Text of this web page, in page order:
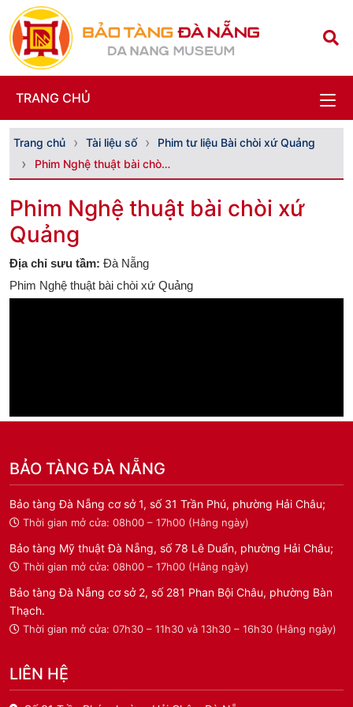
TRANG CHỦ
Trang chủ Tài liệu số
Phim tư liệu Bài chòi xứ Quảng
Phim Nghệ thuật bài chòi xứ Quảng
Phim Nghệ thuật bài chòi xứ
Quảng
Địa chỉ sưu tầm: Đà Nẵng
Phim Nghệ thuật bài chòi xứ Quảng
BẢO TÀNG ĐÀ NẴNG
Bảo tàng Đà Nẵng cơ sở 1, số 31 Trần Phú, phường Hải Châu;
Thời gian mở cửa: 08h00 – 17h00 (Hằng ngày)
Bảo tàng Mỹ thuật Đà Nẵng, số 78 Lê Duẩn, phường Hải Châu;
Thời gian mở cửa: 08h00 – 17h00 (Hằng ngày)
Bảo tàng Đà Nẵng cơ sở 2, số 281 Phan Bội Châu, phường Bàn
Thạch.
Thời gian mở cửa: 07h30 – 11h30 và 13h30 – 16h30 (Hằng ngày)
LIÊN HỆ